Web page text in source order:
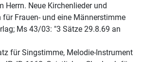
Herrn. Neue Kirchenlieder und
Frauen- und eine Männerstimme
Ms 43/03: "3 Sätze 29.8.69 an
für Singstimme, Melodie-Instrument